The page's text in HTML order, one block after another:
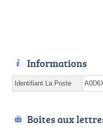
Informations
Identifiant La Poste
Boites aux